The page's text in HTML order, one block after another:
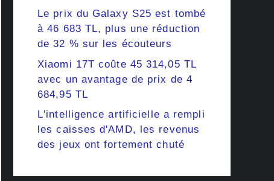
Le prix du Galaxy S25 est tombé
à 46 683 TL, plus une réduction
de 32 % sur les écouteurs
Xiaomi 17T coûte 45 314,05 TL
avec un avantage de prix de 4
684,95 TL
L'intelligence artificielle a rempli
les caisses d'AMD, les revenus
des jeux ont fortement chuté